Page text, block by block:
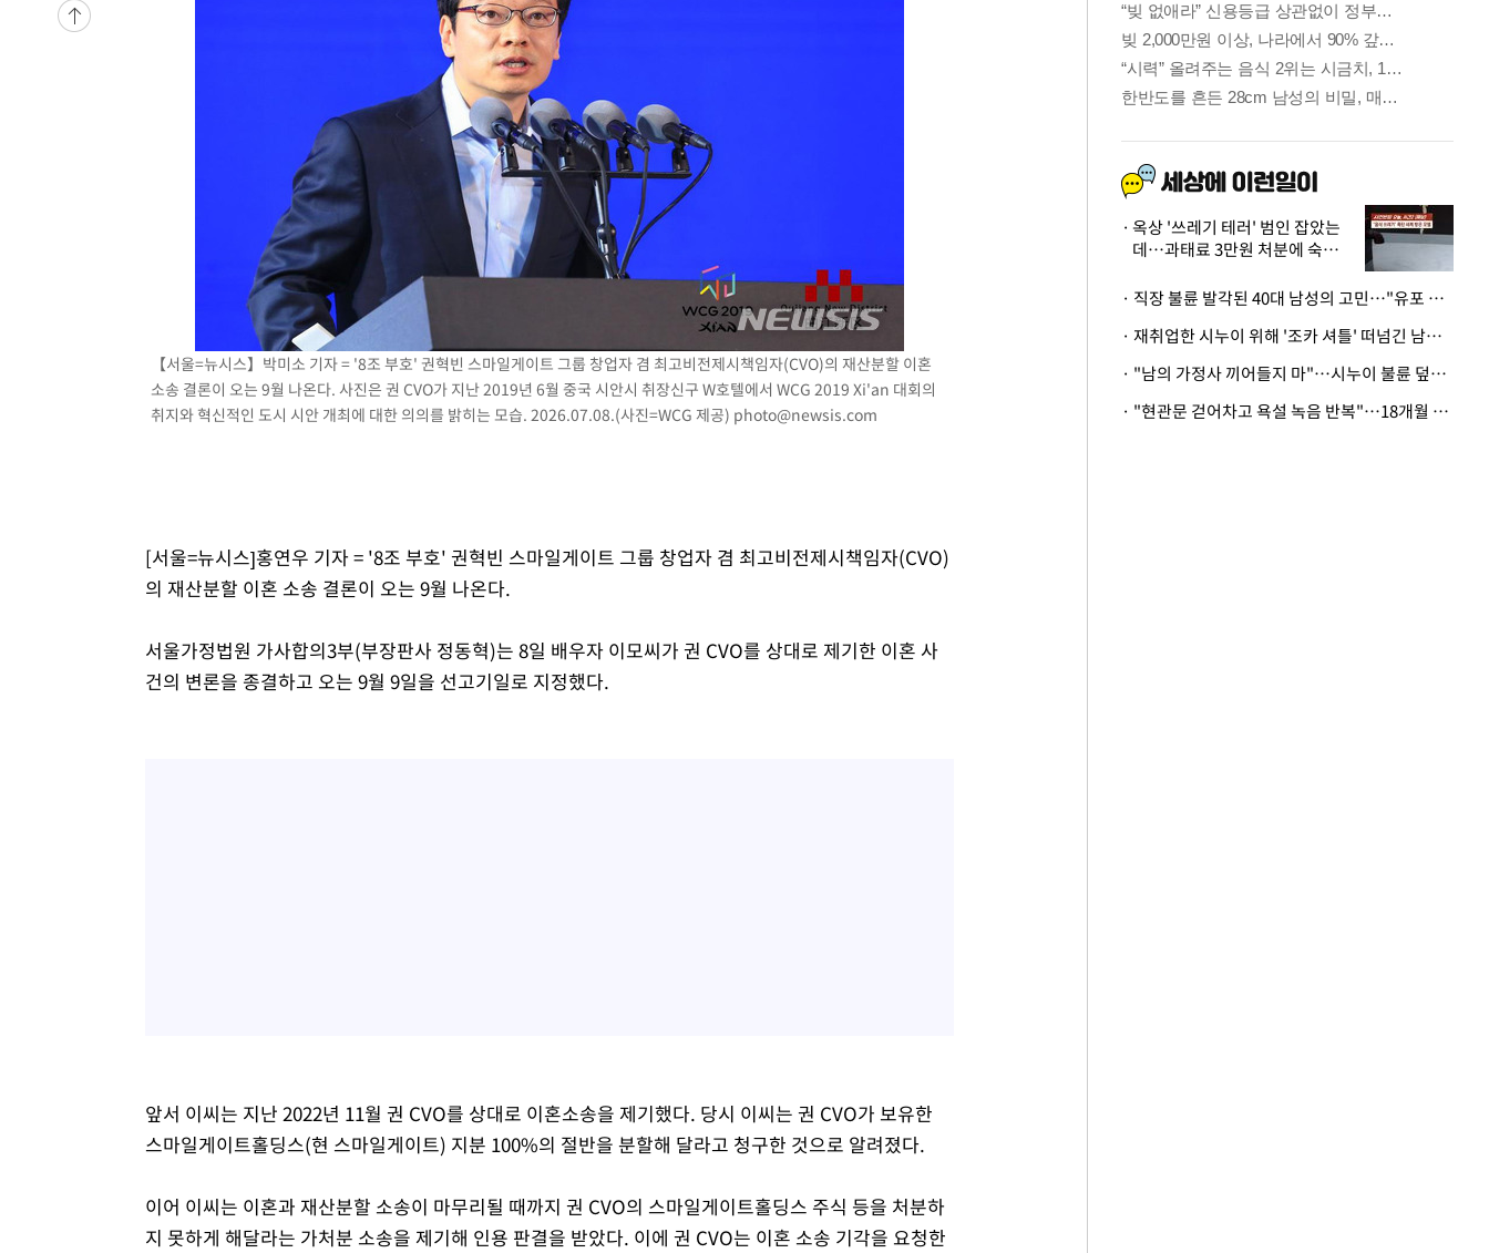
-18518초 전 >
[속보]'300억원대 사기 혐의' 차가원 대표 구속 송치
"미 전국적 살모네라 식중독 원인은 멕시코산 할라피뇨"-- CDC
[속보]경찰·노동부, HL만도 평택사업장 끼임 사망 관련 압수수색
[속보]합수본, '투표율 허위 입력' 중앙·서울·경기도 선관위 등 9곳
[속보]원·달러 환율, 오전 9시 1423.8원
[속보]삼성전자·SK하이닉스 동반 강보합…1%대 상승 출발
[속보]코스닥, 5.95포인트(0.74%) 상승한 807.62개장
[속보]코스피, 6300선 재탈환…1.09% 오른 6365.07 개장
시리아 다마스쿠스 교외에서 미니버스 폭발.. 14명 부상, 3명은 중
입추에도 극한더위…서울 낮 39도 '폭염중대경보'
이란, 호르무즈서 "적국 목표물들"과 대치로 남부 케슘섬에서 두차
[속보]美, 폴리실리콘 수입 규제…파생제품 15% 관세, 120일 후 발
[속보]트럼프, 美 원정출산 금지 행정명령 서명
[속보] 뉴욕증시, 일제 하락 마감…나스닥 0.06%↓
【서울=뉴시스】박미소 기자 = '8조 부호' 권혁빈 스마일게이트 그룹 창업자 겸 최고비전제시책임자(CVO)의 재산분할 이혼
소송 결론이 오는 9월 나온다. 사진은 권 CVO가 지난 2019년 6월 중국 시안시 취장신구 W호텔에서 WCG 2019 Xi'an 대회의
취지와 혁신적인 도시 시안 개최에 대한 의의를 밝히는 모습. 2026.07.08.(사진=WCG 제공) photo@newsis.com
[서울=뉴시스]홍연우 기자 = '8조 부호' 권혁빈 스마일게이트 그룹 창업자 겸 최고비전제시책임자(CVO)
의 재산분할 이혼 소송 결론이 오는 9월 나온다.
서울가정법원 가사합의3부(부장판사 정동혁)는 8일 배우자 이모씨가 권 CVO를 상대로 제기한 이혼 사
건의 변론을 종결하고 오는 9월 9일을 선고기일로 지정했다.
앞서 이씨는 지난 2022년 11월 권 CVO를 상대로 이혼소송을 제기했다. 당시 이씨는 권 CVO가 보유한
스마일게이트홀딩스(현 스마일게이트) 지분 100%의 절반을 분할해 달라고 청구한 것으로 알려졌다.
이어 이씨는 이혼과 재산분할 소송이 마무리될 때까지 권 CVO의 스마일게이트홀딩스 주식 등을 처분하
지 못하게 해달라는 가처분 소송을 제기해 인용 판결을 받았다. 이에 권 CVO는 이혼 소송 기각을 요청한
옥상 '쓰레기 테러' 범인 잡았는
데…과태료 3만원 처분에 숙박업
· 직장 불륜 발각된 40대 남성의 고민…"유포 동료 명예훼손·협박죄 고소 가능할까"
· 재취업한 시누이 위해 '조카 셔틀' 떠넘긴 남편…아내 "난 못한다"
· "남의 가정사 끼어들지 마"…시누이 불륜 덮으려는 남편에 억울한 아내
· "현관문 걷어차고 욕설 녹음 반복"…18개월 아기 키우는 집 뒤흔든 '앞집의 비극'